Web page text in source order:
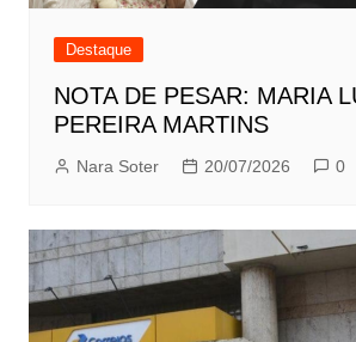
Destaque
NOTA DE PESAR: MARIA
PEREIRA MARTINS
Nara Soter 20/07/2026 0